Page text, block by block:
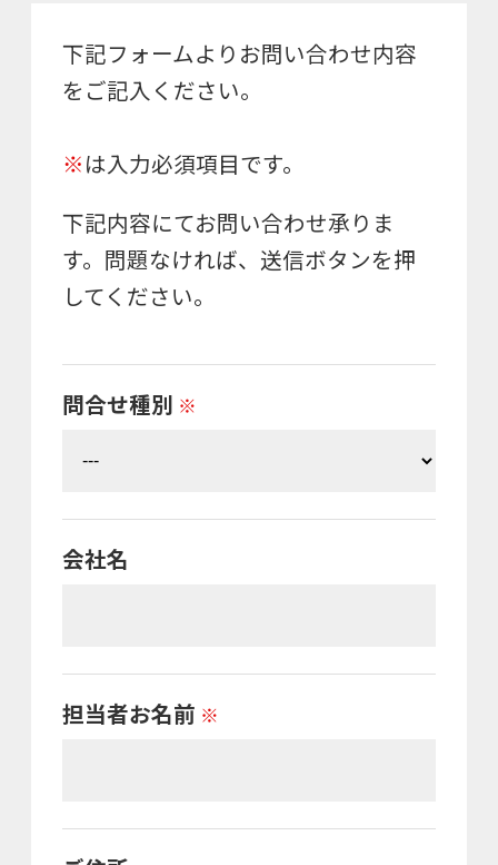
下記フォームよりお問い合わせ内容
をご記入ください。
※は入力必須項目です。
下記内容にてお問い合わせ承りま
す。問題なければ、送信ボタンを押
してください。
問合せ種別 ※
会社名
担当者お名前 ※